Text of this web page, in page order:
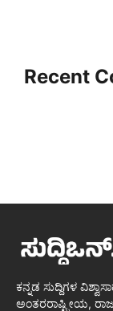
Recent
ಕನ್ನಡ ಸುದ್ದಿಗಳ
ಅಂತರರಾಷ್ಟ್ರೀಯ,